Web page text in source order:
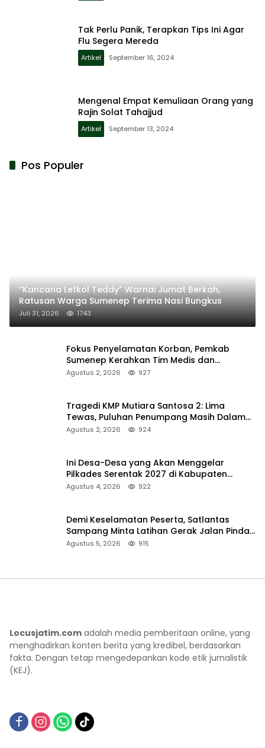
Tak Perlu Panik, Terapkan Tips Ini Agar
Flu Segera Mereda
Artikel September 16, 2024
Mengenal Empat Kemuliaan Orang yang
Rajin Solat Tahajjud
Artikel September 13, 2024
Pos Populer
“Kancana Letkol Teddy” Warnai Jumat Berkah,
Ratusan Warga Sumenep Terima Nasi Bungkus
Juli 31, 2026 1743
Fokus Penyelamatan Korban, Pemkab
Sumenep Kerahkan Tim Medis dan
Ambulans ke Pelabuhan Kalianget
Agustus 2, 2026 927
Tragedi KMP Mutiara Santosa 2: Lima
Tewas, Puluhan Penumpang Masih Dalam
Pencarian
Agustus 2, 2026 924
Ini Desa-Desa yang Akan Menggelar
Pilkades Serentak 2027 di Kabupaten
Sumenep
Agustus 4, 2026 922
Demi Keselamatan Peserta, Satlantas
Sampang Minta Latihan Gerak Jalan Pindah
ke Lokasi Aman
Agustus 5, 2026 915
Locusjatim.com adalah media pemberitaan online, yang
menghadirkan konten berita yang kredibel, berdasarkan
fakta. Dengan tetap mengedepankan kode etik jurnalistik
(KEJ).